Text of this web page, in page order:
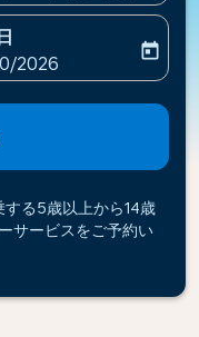
labelreturn-date-
2026
today
る5歳以上から14歳
サービスをご予約い